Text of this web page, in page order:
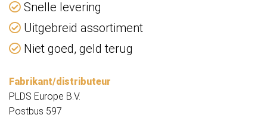
Snelle levering
Uitgebreid assortiment
Niet goed, geld terug
Fabrikant/distributeur
PLDS Europe B.V.
Postbus 597